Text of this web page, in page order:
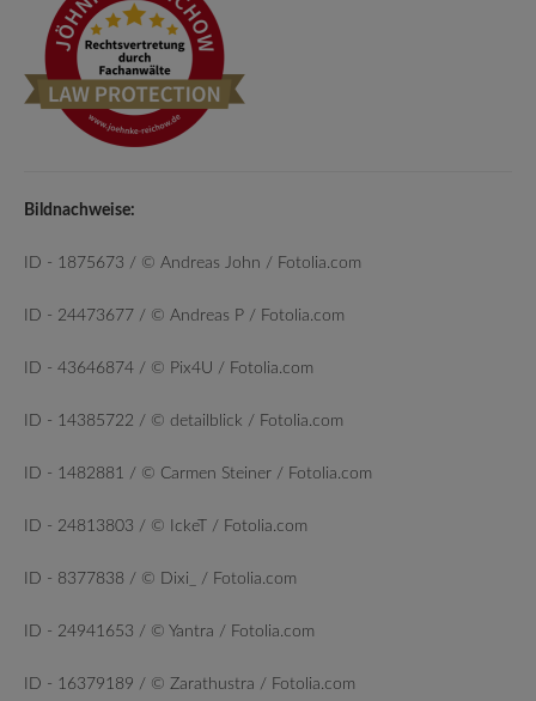
Bildnachweise:
ID - 1875673 / © Andreas John / Fotolia.com
ID - 24473677 / © Andreas P / Fotolia.com
ID - 43646874 / © Pix4U / Fotolia.com
ID - 14385722 / © detailblick / Fotolia.com
ID - 1482881 / © Carmen Steiner / Fotolia.com
ID - 24813803 / © IckeT / Fotolia.com
ID - 8377838 / © Dixi_ / Fotolia.com
ID - 24941653 / © Yantra / Fotolia.com
ID - 16379189 / © Zarathustra / Fotolia.com